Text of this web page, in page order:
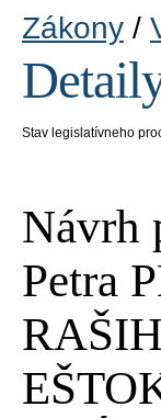
Zákony
Stav legislatívneho
Návrh
Petra